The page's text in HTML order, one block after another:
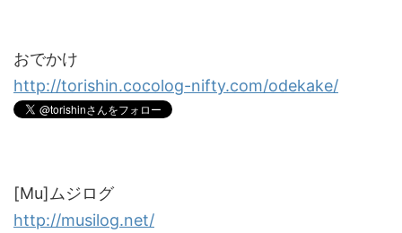
おでかけ
http://torishin.cocolog-nifty.com/odekake/
[Mu]ムジログ
http://musilog.net/